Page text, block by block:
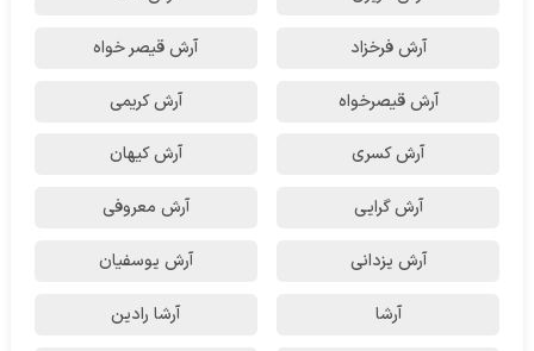
آرش فرخزاد آرش قیصر خواه
آرش قیصرخواه آرش کریمی
آرش کسری آرش کیهان
آرش گرایی آرش معروفی
آرش یزدانی آرش یوسفیان
آرشا آرشا رادین